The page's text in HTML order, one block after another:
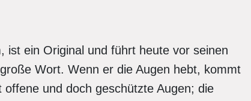
ist ein Original und führt heute vor seinen
Wort. Wenn er die Augen hebt, kommt
und doch geschützte Augen; die